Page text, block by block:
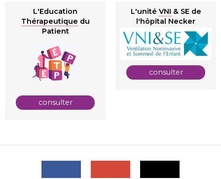
L'Education
Thérapeutique du
Patient
consulter
L'unité VNI & SE de
l'hôpital Necker
consulter